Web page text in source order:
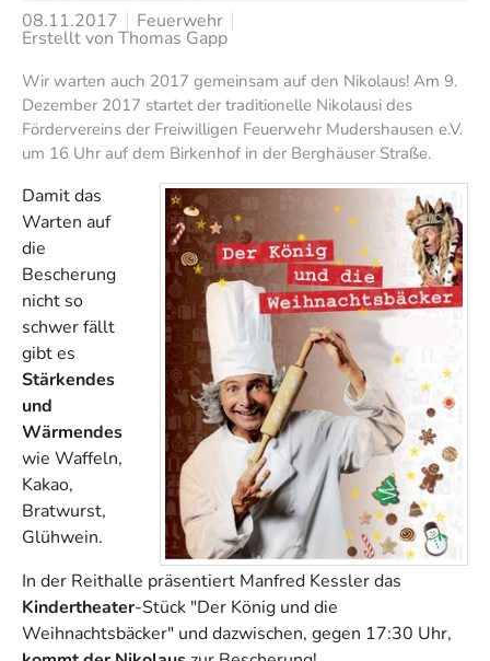
08.11.2017 Feuerwehr
Erstellt von Thomas Gapp
Wir warten auch 2017 gemeinsam auf den Nikolaus! Am 9.
Dezember 2017 startet der traditionelle Nikolausi des
Fördervereins der Freiwilligen Feuerwehr Mudershausen e.V.
um 16 Uhr auf dem Birkenhof in der Berghäuser Straße.
Damit das
Warten auf
die
Bescherung
nicht so
schwer fällt
gibt es
Stärkendes
und
Wärmendes
wie Waffeln,
Kakao,
Bratwurst,
Glühwein.
In der Reithalle präsentiert Manfred Kessler das
Kindertheater-Stück "Der König und die
Weihnachtsbäcker" und dazwischen, gegen 17:30 Uhr,